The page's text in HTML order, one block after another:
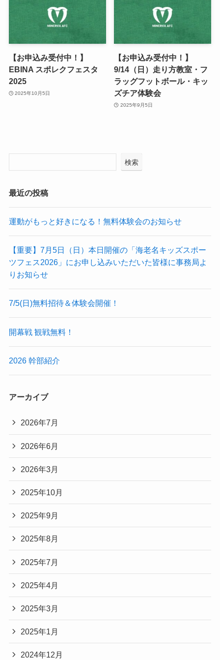
【お申込み受付中！】
EBINA スポレクフェスタ
2025
2025年10月5日
【お申込み受付中！】
9/14（日）走り方教室・フ
ラッグフットボール・キッ
ズチア体験会
2025年9月5日
検索
最近の投稿
運動がもっと好きになる！無料体験会のお知らせ
【重要】7月5日（日）本日開催の「海老名キッズスポー
ツフェス2026」にお申し込みいただいた皆様に事務局よ
りお知らせ
7/5(日)無料招待＆体験会開催！
開幕戦 観戦無料！
2026 幹部紹介
アーカイブ
2026年7月
2026年6月
2026年3月
2025年10月
2025年9月
2025年8月
2025年7月
2025年4月
2025年3月
2025年1月
2024年12月